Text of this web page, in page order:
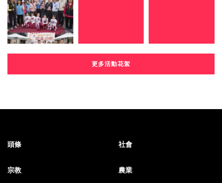
更多活動花絮
頭條 社會
宗教 農業